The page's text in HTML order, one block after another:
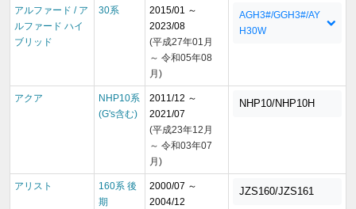
アルファード / ア
ルファード ハイ
ブリッド
30系
2015/01 ～
2023/08
(平成27年01月
～ 令和05年08
月)
AGH3#/GGH3#/AY
H30W
アクア
NHP10系
(G's含む)
2011/12 ～
2021/07
(平成23年12月
～ 令和03年07
月)
NHP10/NHP10H
アリスト
160系 後
期
2000/07 ～
2004/12
JZS160/JZS161